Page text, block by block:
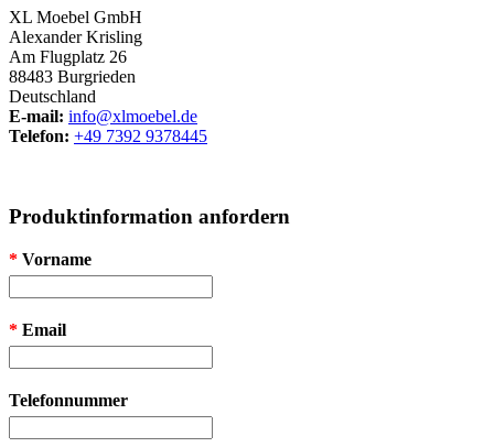
XL Moebel GmbH
Alexander Krisling
Am Flugplatz 26
88483 Burgrieden
Deutschland
E-mail: info@xlmoebel.de
Telefon: +49 7392 9378445
Produktinformation anfordern
* Vorname
* Email
Telefonnummer